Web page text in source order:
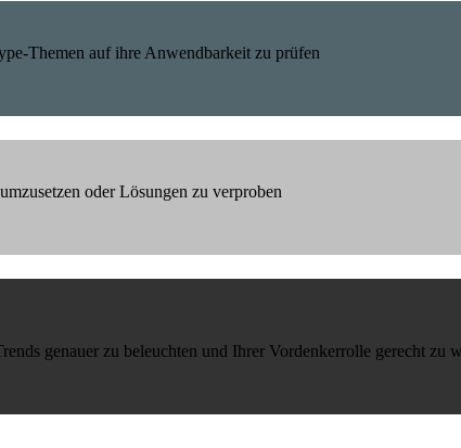
Themen auf ihre Anwendbarkeit zu prüfen
oder Lösungen zu verproben
genauer zu beleuchten und Ihrer Vordenkerrolle gerecht zu